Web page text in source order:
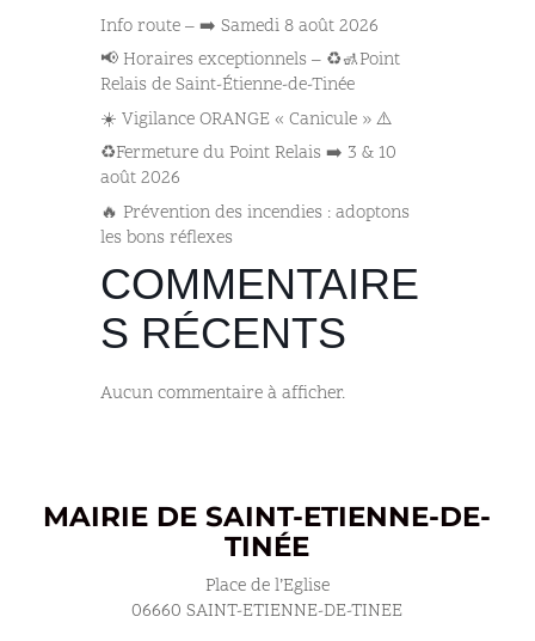
Info route – ➡️ Samedi 8 août 2026
📢 Horaires exceptionnels – ♻️🚮Point
Relais de Saint-Étienne-de-Tinée
☀️ Vigilance ORANGE « Canicule » ⚠️
♻️Fermeture du Point Relais ➡️​ 3 & 10
août 2026
🔥 Prévention des incendies : adoptons
les bons réflexes
COMMENTAIRE
S RÉCENTS
Aucun commentaire à afficher.
MAIRIE DE SAINT-ETIENNE-DE-
TINÉE
Place de l’Eglise
06660 SAINT-ETIENNE-DE-TINEE